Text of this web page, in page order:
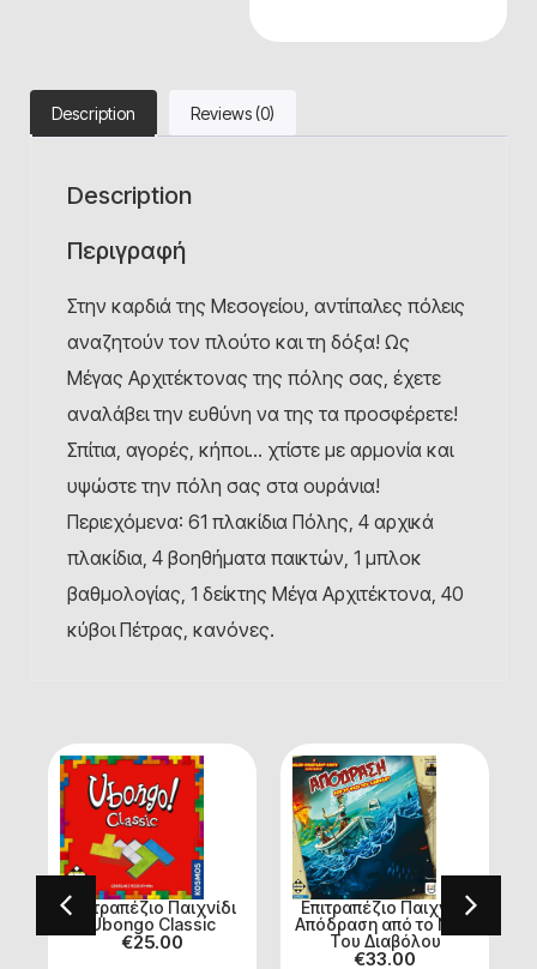
Description Reviews (0)
Description
Περιγραφή
Στην καρδιά της Μεσογείου, αντίπαλες πόλεις
αναζητούν τον πλούτο και τη δόξα! Ως
Μέγας Αρχιτέκτονας της πόλης σας, έχετε
αναλάβει την ευθύνη να της τα προσφέρετε!
Σπίτια, αγορές, κήποι… χτίστε με αρμονία και
υψώστε την πόλη σας στα ουράνια!
Περιεχόμενα: 61 πλακίδια Πόλης, 4 αρχικά
πλακίδια, 4 βοηθήματα παικτών, 1 μπλοκ
βαθμολογίας, 1 δείκτης Μέγα Αρχιτέκτονα, 40
κύβοι Πέτρας, κανόνες.
Επιτραπέζιο Παιχνίδι
Ubongo Classic
€25.00
Επιτραπέζιο Παιχνίδι
Απόδραση από το Νησί
Του Διαβόλου
€33.00